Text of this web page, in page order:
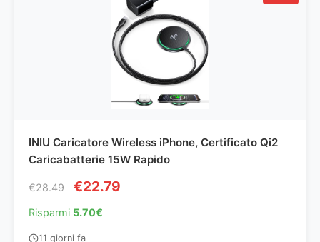
INIU Caricatore Wireless iPhone, Certificato Qi2
Caricabatterie 15W Rapido
€28.49 €22.79
Risparmi 5.70€
11 giorni fa